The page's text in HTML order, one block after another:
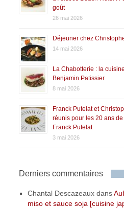
goût
26 mai 2026
Déjeuner chez
14 mai 2026
La Chabotterie : la
Benjamin Patissier
8 mai 2026
Franck Putelat et
réunis pour les 20 ans de
Franck Putelat
3 mai 2026
Derniers commentaires
Chantal Descazeaux dans
miso et sauce soja [cuisine